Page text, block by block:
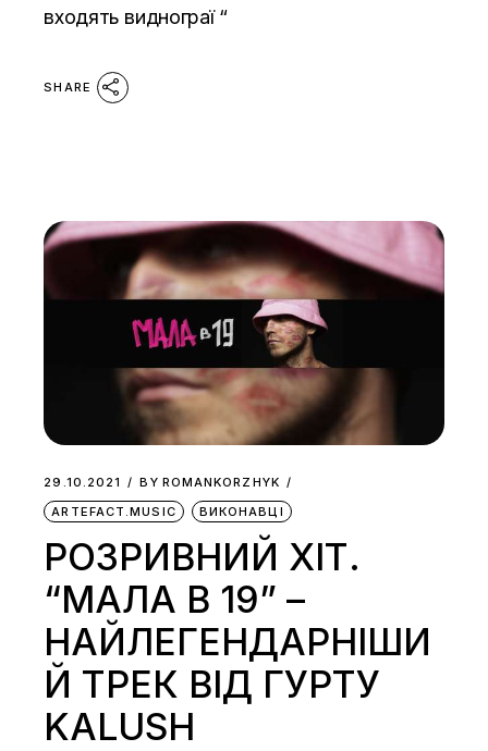
входять виднограї “
SHARE
29.10.2021 BY ROMANKORZHYK
ARTEFACT.MUSIC
ВИКОНАВЦІ
РОЗРИВНИЙ ХІТ.
“МАЛА В 19” –
НАЙЛЕГЕНДАРНІШИ
Й ТРЕК ВІД ГУРТУ
KALUSH